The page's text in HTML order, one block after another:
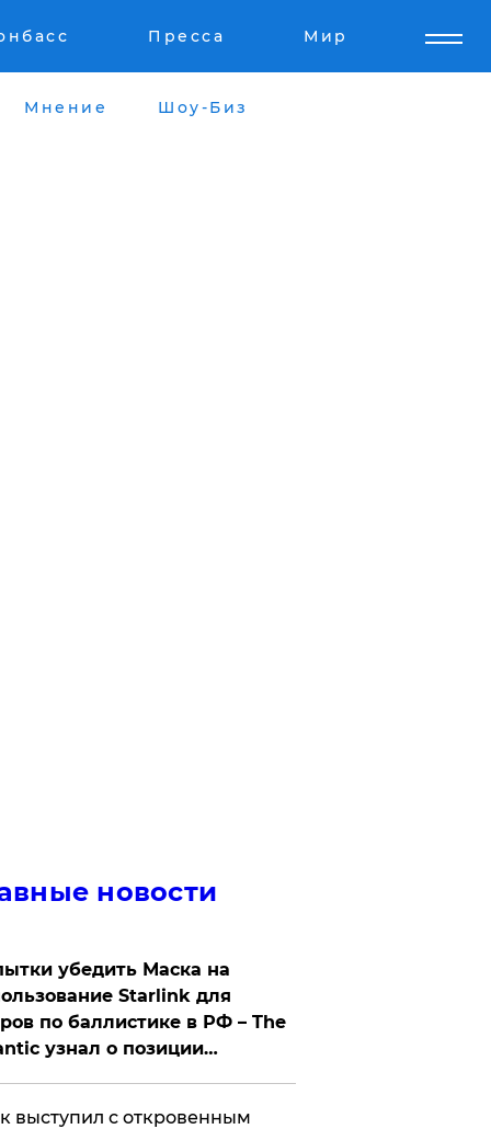
Пресса Мир
Мнение Шоу-Биз
новости
убедить Маска на
Starlink для
по баллистике в РФ – The
узнал о позиции
выступил с откровенным